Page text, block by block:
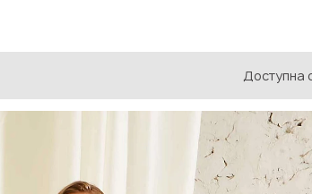
Доступна
Выкройки женской